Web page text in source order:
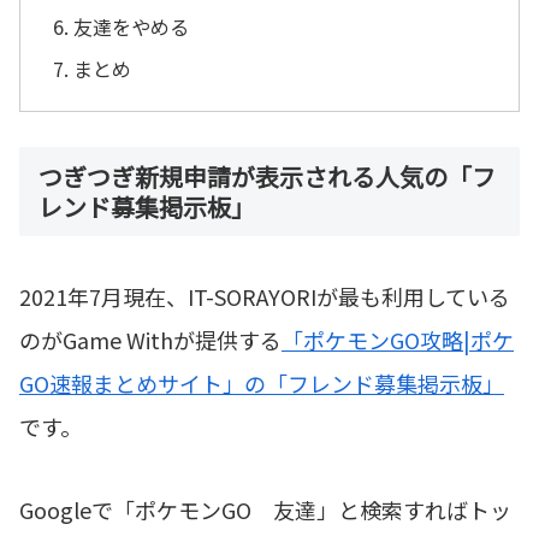
友達をやめる
まとめ
つぎつぎ新規申請が表示される人気の「フ
レンド募集掲示板」
2021年7月現在、IT-SORAYORIが最も利用している
のがGame Withが提供する 「ポケモンGO攻略|ポケ
GO速報まとめサイト」の「フレンド募集掲示板」
です。
Googleで「ポケモンGO 友達」と検索すればトッ